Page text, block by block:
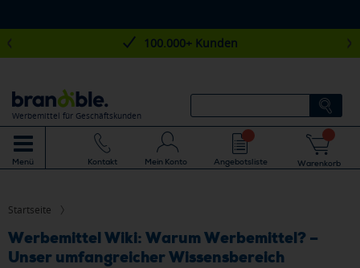
100.000+ Kunden
Werbemittel für Geschäftskunden
Menü Kontakt Mein Konto Angebotsliste Warenkorb
Startseite
Werbemittel Wiki: Warum Werbemittel? –
Unser umfangreicher Wissensbereich